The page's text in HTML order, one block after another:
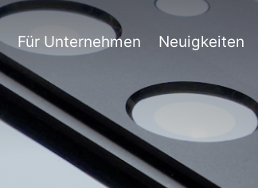
Für Unternehmen Neuigkeiten